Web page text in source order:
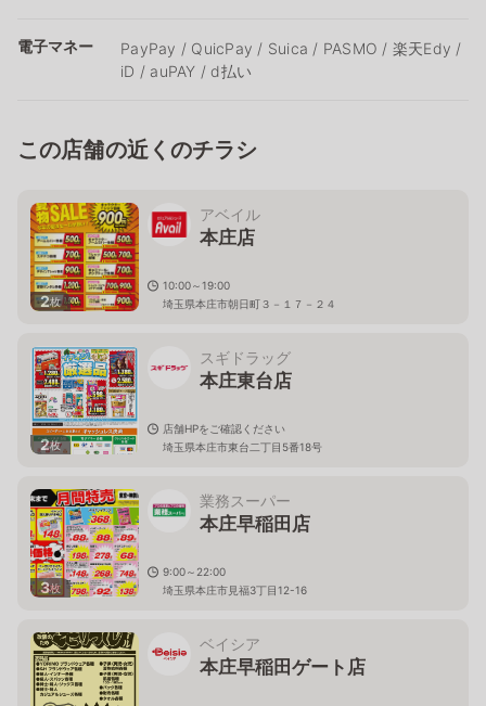
電子マネー
PayPay / QuicPay / Suica / PASMO / 楽天Edy /
iD / auPAY / d払い
この店舗の近くのチラシ
2枚
アベイル
本庄店
10:00～19:00
埼玉県本庄市朝日町３－１７－２４
2枚
スギドラッグ
本庄東台店
店舗HPをご確認ください
埼玉県本庄市東台二丁目5番18号
3枚
業務スーパー
本庄早稲田店
9:00～22:00
埼玉県本庄市見福3丁目12-16
ベイシア
本庄早稲田ゲート店